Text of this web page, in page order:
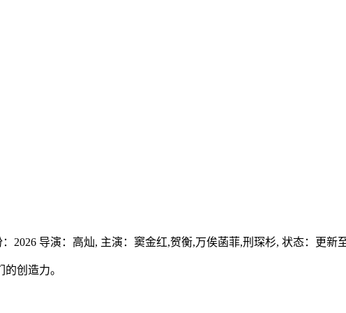
2026 导演： 高灿, 主演： 窦金红,贺衡,万俟菡菲,刑琛杉, 状态：更新
创造力。